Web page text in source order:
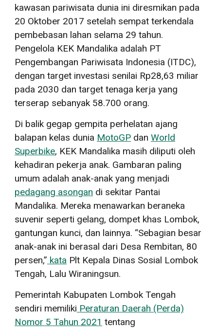
kawasan pariwisata dunia ini diresmikan pada
20 Oktober 2017 setelah sempat terkendala
pembebasan lahan selama 29 tahun.
Pengelola KEK Mandalika adalah PT
Pengembangan Pariwisata Indonesia (ITDC),
dengan target investasi senilai Rp28,63 miliar
pada 2030 dan target tenaga kerja yang
terserap sebanyak 58.700 orang.
Di balik gegap gempita perhelatan ajang
balapan kelas dunia MotoGP dan World
Superbike, KEK Mandalika masih diliputi oleh
kehadiran pekerja anak. Gambaran paling
umum adalah anak-anak yang menjadi
pedagang asongan di sekitar Pantai
Mandalika. Mereka menawarkan beraneka
suvenir seperti gelang, dompet khas Lombok,
gantungan kunci, dan lainnya. “Sebagian besar
anak-anak ini berasal dari Desa Rembitan, 80
persen,” kata Plt Kepala Dinas Sosial Lombok
Tengah, Lalu Wiraningsun.
Pemerintah Kabupaten Lombok Tengah
sendiri memiliki Peraturan Daerah (Perda)
Nomor 5 Tahun 2021 tentang